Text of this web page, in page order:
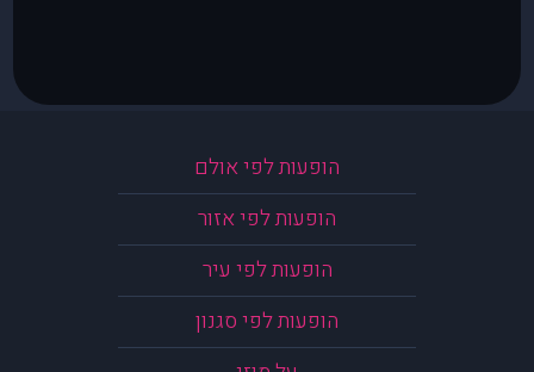
הופעות לפי אולם
הופעות לפי אזור
הופעות לפי עיר
הופעות לפי סגנון